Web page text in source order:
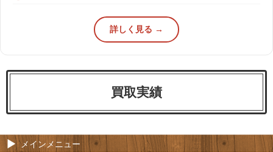
詳しく見る →
買取実績
メインメニュー